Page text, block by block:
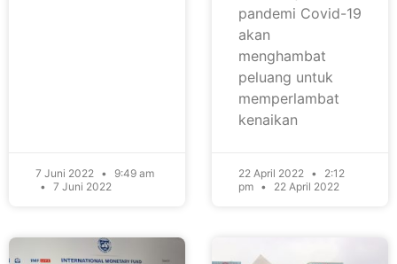
7 Juni 2022
9:49 am
7 Juni 2022
pandemi Covid-19
akan
menghambat
peluang untuk
memperlambat
kenaikan
22 April 2022
2:12
pm
22 April 2022